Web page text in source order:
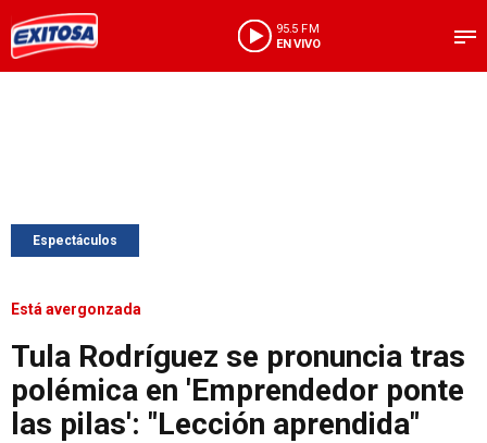
95.5 FM
EN VIVO
Espectáculos
Está avergonzada
Tula Rodríguez se pronuncia tras
polémica en 'Emprendedor ponte
las pilas': "Lección aprendida"